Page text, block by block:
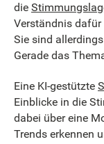
die
Verständnis dafür
Sie sind
Gerade das
Eine KI-gestützte
Einblicke in die
dabei über eine
Trends erkennen